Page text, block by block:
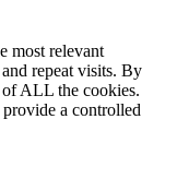
most relevant
repeat visits. By
ALL the cookies.
a controlled